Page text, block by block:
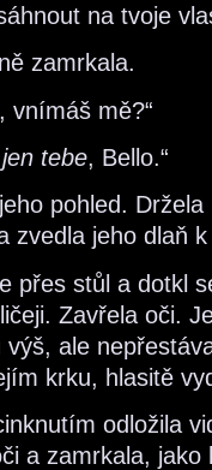
na tvoje
zamrkala.
vnímáš mě?“
jen tebe, Bello.“
pohled.
zvedla jeho dlaň
přes stůl a dotkl
Zavřela oči.
výš, ale
krku, hlasitě
odložila
a zamrkala,